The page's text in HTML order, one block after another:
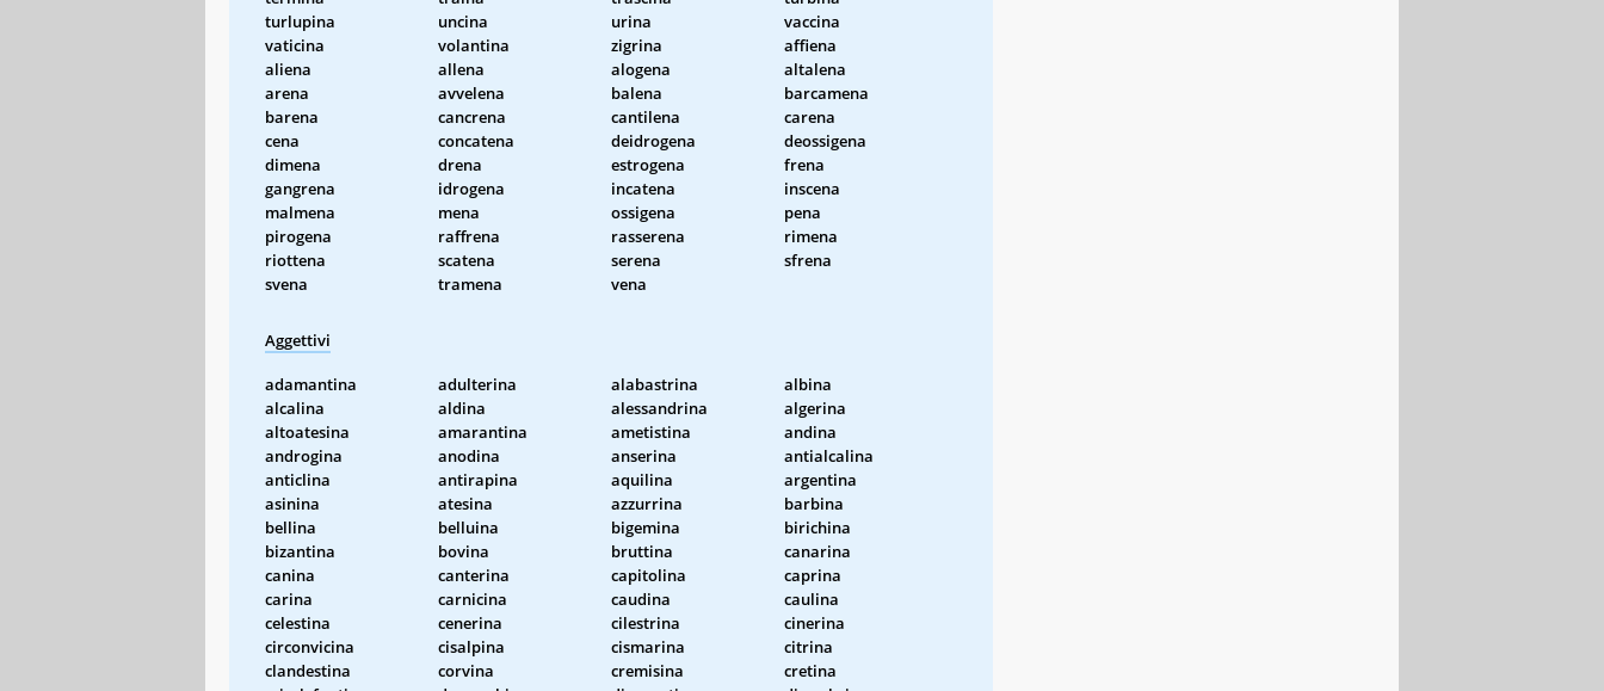
turlupina
uncina urina
vaccina
vaticina
volantina zigrina
affiena
aliena
allena alogena
altalena
arena
avvelena balena
barcamena
barena
cancrena cantilena
carena
cena
concatena deidrogena
deossigena
dimena
drena estrogena
frena
gangrena
idrogena incatena
inscena
malmena
mena ossigena
pena
pirogena
raffrena rasserena
rimena
riottena
scatena serena
sfrena
svena
tramena vena
Aggettivi
adamantina adulterina alabastrina
albina
alcalina
aldina alessandrina
algerina
altoatesina
amarantina ametistina
andina
androgina
anodina anserina
antialcalina
anticlina
antirapina aquilina
argentina
asinina
atesina azzurrina
barbina
bellina
belluina bigemina
birichina
bizantina
bovina bruttina
canarina
canina
canterina capitolina
caprina
carina
carnicina caudina
caulina
celestina
cenerina cilestrina
cinerina
circonvicina
cisalpina cismarina
citrina
clandestina
corvina cremisina
cretina